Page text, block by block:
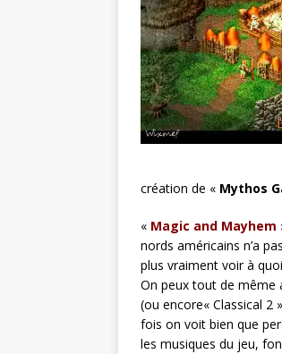
création de « Mythos
« Magic and Mayhem
nords américains n’a
plus vraiment voir à
On peux tout de même
(ou encore« Classical 2
fois on voit bien que
les musiques du jeu,